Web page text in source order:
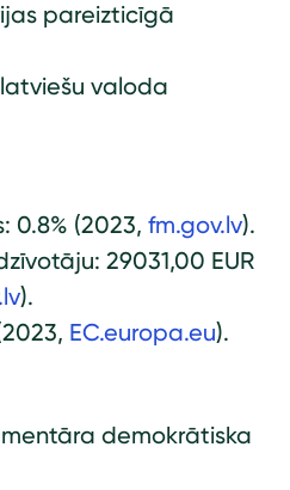
pareizticīgā
valoda
0.8% (2023, fm.gov.lv).
29031,00 EUR
).
EC.europa.eu).
demokrātiska